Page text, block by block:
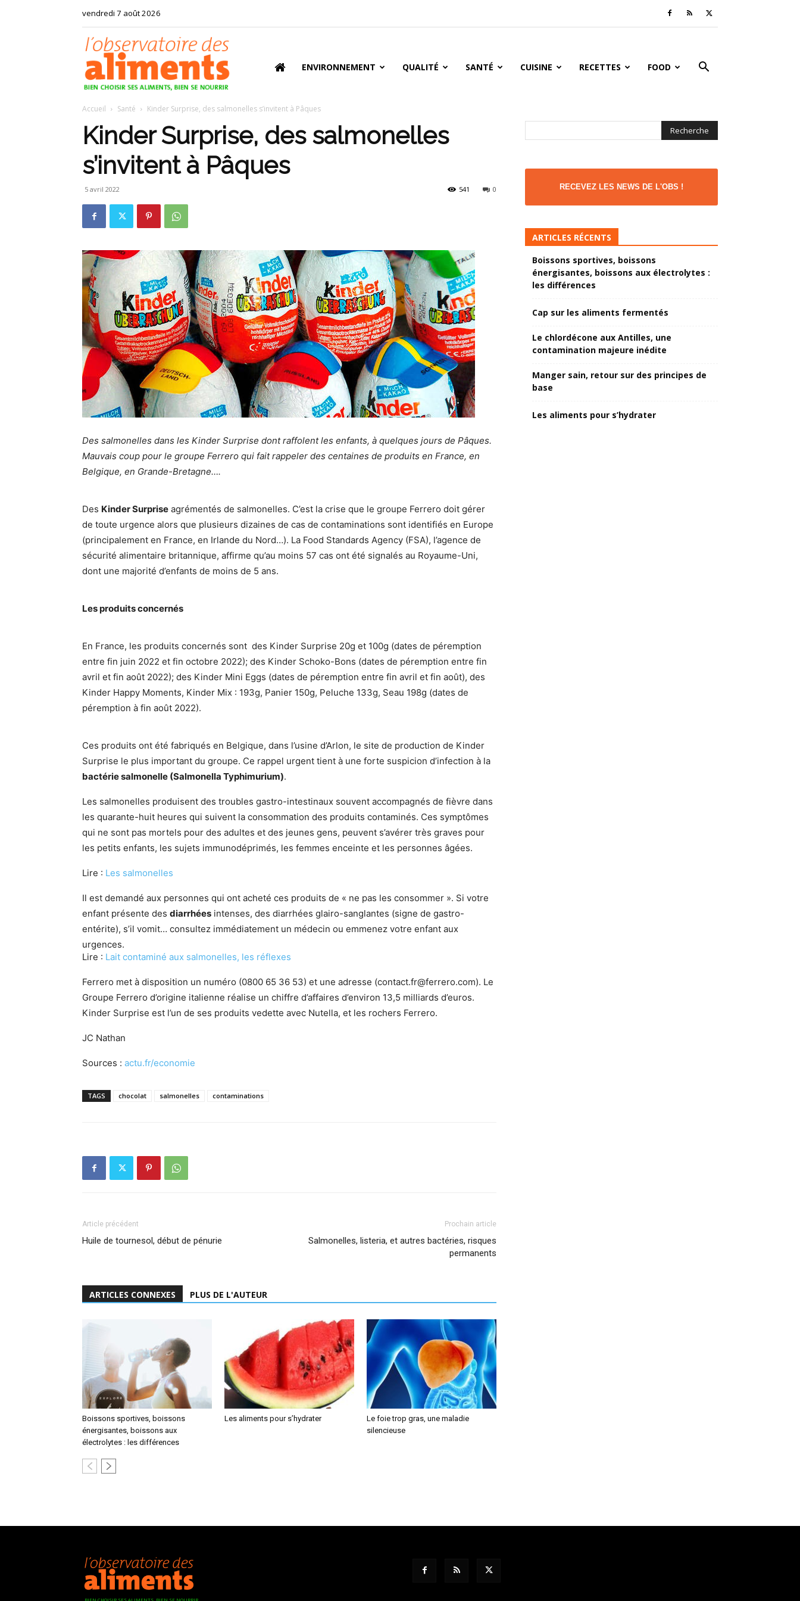
vendredi 7 août 2026
ENVIRONNEMENT QUALITÉ SANTÉ CUISINE RECETTES FOOD
Accueil Santé Kinder Surprise, des salmonelles s’invitent à Pâques
Kinder Surprise, des salmonelles
s’invitent à Pâques
5 avril 2022 0
541
Des salmonelles dans les Kinder Surprise dont raffolent les enfants, à quelques jours de Pâques.
Mauvais coup pour le groupe Ferrero qui fait rappeler des centaines de produits en France, en
Belgique, en Grande-Bretagne….
Des Kinder Surprise agrémentés de salmonelles. C’est la crise que le groupe Ferrero doit gérer
de toute urgence alors que plusieurs dizaines de cas de contaminations sont identifiés en Europe
(principalement en France, en Irlande du Nord…). La Food Standards Agency (FSA), l’agence de
sécurité alimentaire britannique, affirme qu’au moins 57 cas ont été signalés au Royaume-Uni,
dont une majorité d’enfants de moins de 5 ans.
Les produits concernés
En France, les produits concernés sont des Kinder Surprise 20g et 100g (dates de péremption
entre fin juin 2022 et fin octobre 2022); des Kinder Schoko-Bons (dates de péremption entre fin
avril et fin août 2022); des Kinder Mini Eggs (dates de péremption entre fin avril et fin août), des
Kinder Happy Moments, Kinder Mix : 193g, Panier 150g, Peluche 133g, Seau 198g (dates de
péremption à fin août 2022).
Ces produits ont été fabriqués en Belgique, dans l’usine d’Arlon, le site de production de Kinder
Surprise le plus important du groupe. Ce rappel urgent tient à une forte suspicion d’infection à la
bactérie salmonelle (Salmonella Typhimurium).
Les salmonelles produisent des troubles gastro-intestinaux souvent accompagnés de fièvre dans
les quarante-huit heures qui suivent la consommation des produits contaminés. Ces symptômes
qui ne sont pas mortels pour des adultes et des jeunes gens, peuvent s’avérer très graves pour
les petits enfants, les sujets immunodéprimés, les femmes enceinte et les personnes âgées.
Lire : Les salmonelles
Il est demandé aux personnes qui ont acheté ces produits de « ne pas les consommer ». Si votre
enfant présente des diarrhées intenses, des diarrhées glairo-sanglantes (signe de gastro-
entérite), s’il vomit… consultez immédiatement un médecin ou emmenez votre enfant aux
urgences.
Lire : Lait contaminé aux salmonelles, les réflexes
Ferrero met à disposition un numéro (0800 65 36 53) et une adresse (contact.fr@ferrero.com). Le
Groupe Ferrero d’origine italienne réalise un chiffre d’affaires d’environ 13,5 milliards d’euros.
Kinder Surprise est l’un de ses produits vedette avec Nutella, et les rochers Ferrero.
JC Nathan
Sources : actu.fr/economie
TAGS chocolat salmonelles contaminations
Article précédent
Huile de tournesol, début de pénurie
Prochain article
Salmonelles, listeria, et autres bactéries, risques
permanents
ARTICLES CONNEXES PLUS DE L'AUTEUR
Boissons sportives, boissons
énergisantes, boissons aux
électrolytes : les différences
Les aliments pour s’hydrater
Le foie trop gras, une maladie
silencieuse
RECEVEZ LES NEWS DE L'OBS !
ARTICLES RÉCENTS
Boissons sportives, boissons
énergisantes, boissons aux électrolytes :
les différences
Cap sur les aliments fermentés
Le chlordécone aux Antilles, une
contamination majeure inédite
Manger sain, retour sur des principes de
base
Les aliments pour s’hydrater
BIEN CHOISIR SES ALIMENTS, BIEN SE NOURRIR